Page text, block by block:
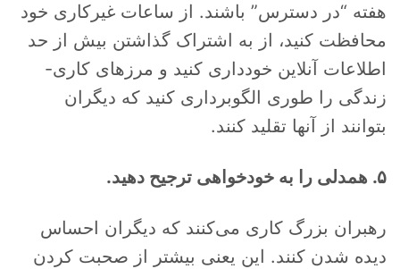
هفته “در دسترس” باشند. از ساعات غیرکاری خود
محافظت کنید، از به اشتراک گذاشتن بیش از حد
اطلاعات آنلاین خودداری کنید و مرزهای کاری-
زندگی را طوری الگوبرداری کنید که دیگران
بتوانند از آنها تقلید کنند.
۵. همدلی را به خودخواهی ترجیح دهید.
رهبران بزرگ کاری می‌کنند که دیگران احساس
دیده شدن کنند. این یعنی بیشتر از صحبت کردن